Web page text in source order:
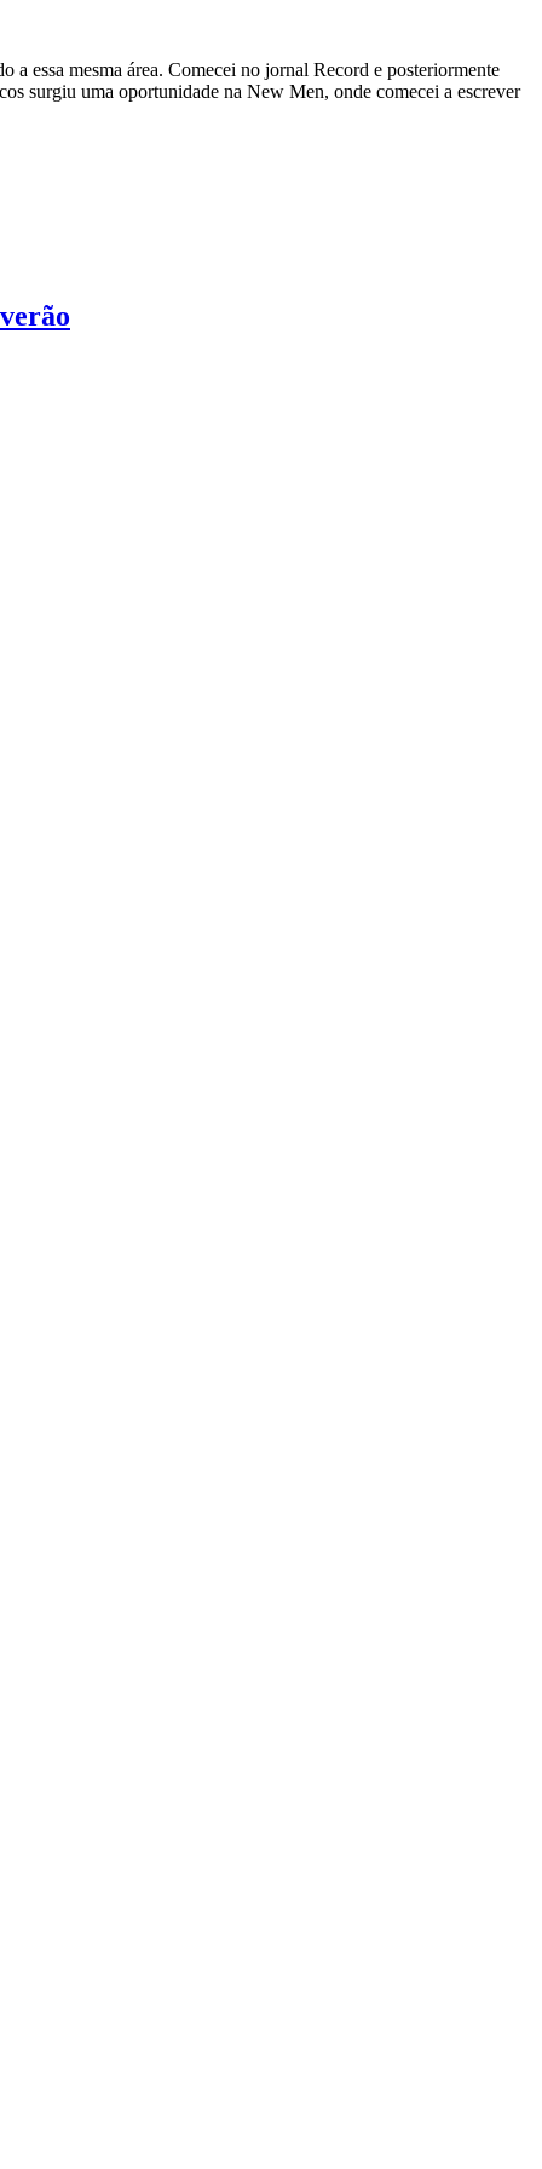
essa mesma área. Comecei no jornal Record e posteriormente
surgiu uma oportunidade na New Men, onde comecei a escrever